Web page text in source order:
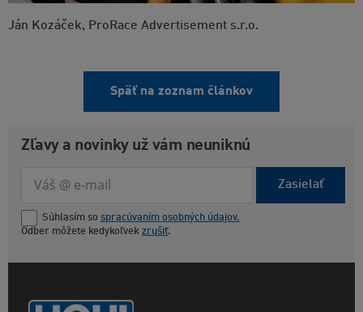
Ján Kozáček, ProRace Advertisement s.r.o.
Späť na zoznam článkov
Zľavy a novinky už vám neuniknú
Zasielať
Súhlasím so spracúvaním osobných údajov.
Odber môžete kedykoľvek zrušiť.